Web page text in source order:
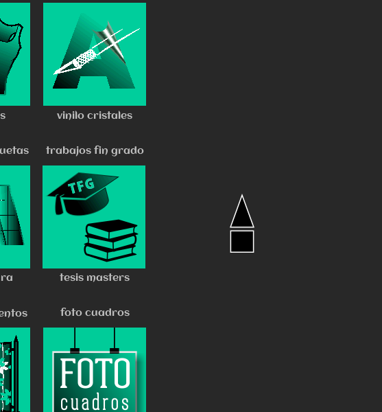
vinilo cristales
trabajos fin grado
tesis masters
foto cuadros